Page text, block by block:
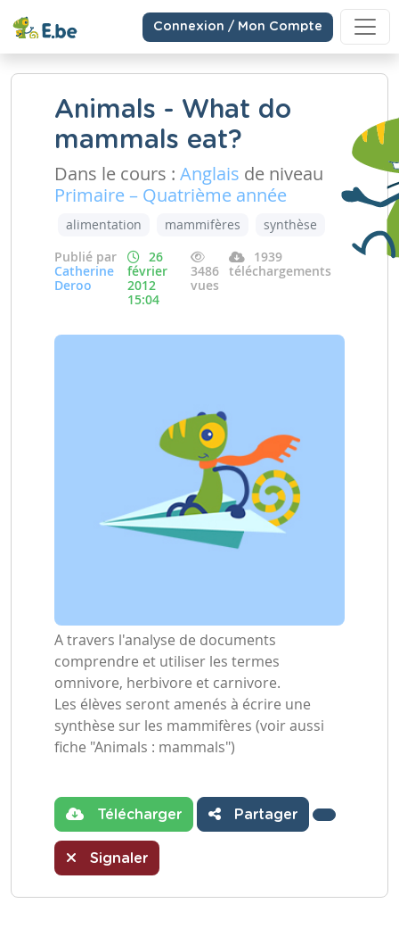
Connexion / Mon Compte
Animals - What do
mammals eat?
Dans le cours : Anglais de niveau
Primaire – Quatrième année
alimentation mammifères
synthèse
Publié par
Catherine
Deroo
26
février
2012
15:04
3486
vues
1939
téléchargements
A travers l'analyse de documents
comprendre et utiliser les termes
omnivore, herbivore et carnivore.
Les élèves seront amenés à écrire une
synthèse sur les mammifères (voir aussi
fiche "Animals : mammals")
Télécharger Partager
Signaler